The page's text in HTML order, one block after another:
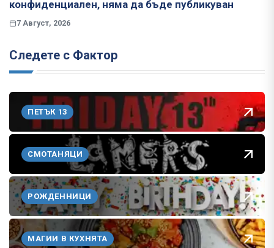
конфиденциален, няма да бъде публикуван
7 Август, 2026
Следете с Фактор
ПЕТЪК 13
СМОТАНЯЦИ
РОЖДЕННИЦИ
МАГИИ В КУХНЯТА